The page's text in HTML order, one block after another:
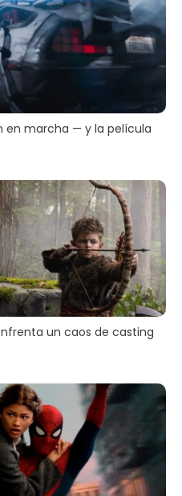
en marcha — y la película
un caos de casting